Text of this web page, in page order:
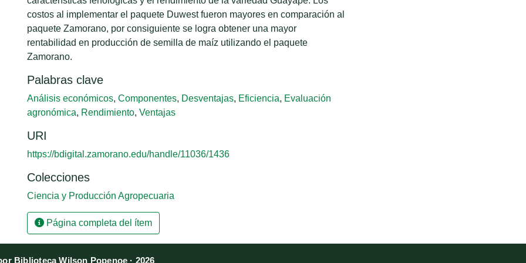
costos al implementar el paquete Duwest fueron mayores en comparación al
paquete Zamorano, por consiguiente se logra obtener una mayor
rentabilidad en producción de semilla de maíz utilizando el paquete
Zamorano.
Palabras clave
Análisis económicos, Componentes, Desventajas, Eficiencia, Evaluación
agronómica, Rendimiento, Ventajas
URI
https://bdigital.zamorano.edu/handle/11036/1436
Colecciones
Ciencia y Producción Agropecuaria
Página completa del ítem
Biblioteca Wilson Popenoe · 2026